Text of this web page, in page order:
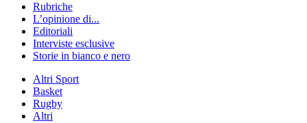
Rubriche
L’opinione di...
Editoriali
Interviste esclusive
Storie in bianco e nero
Altri Sport
Basket
Rugby
Altri